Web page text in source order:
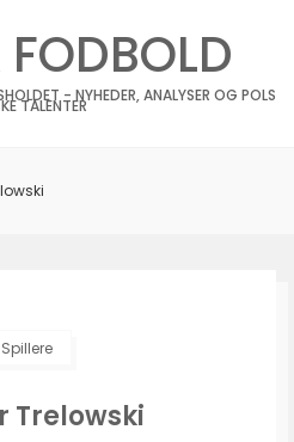
FODBOLD
- NYHEDER, ANALYSER OG POLS
KE TALENTER
Spillere
Trelowski